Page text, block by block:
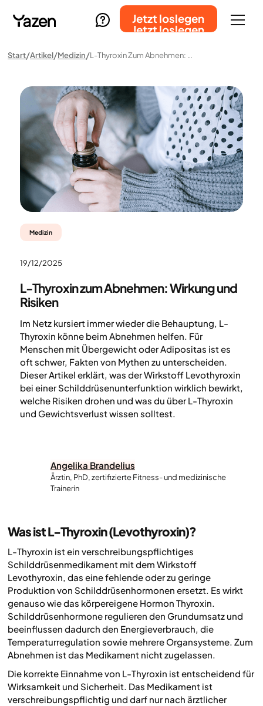
Jetzt loslegen
Jetzt loslegen
Start Artikel Medizin L-Thyroxin Zum Abnehmen: Wirkung Und Risiken
Medizin
19/12/2025
L-Thyroxin zum Abnehmen: Wirkung und
Risiken
Im Netz kursiert immer wieder die Behauptung, L-
Thyroxin könne beim Abnehmen helfen. Für
Menschen mit Übergewicht oder Adipositas ist es
oft schwer, Fakten von Mythen zu unterscheiden.
Dieser Artikel erklärt, was der Wirkstoff Levothyroxin
bei einer Schilddrüsenunterfunktion wirklich bewirkt,
welche Risiken drohen und was du über L-Thyroxin
und Gewichtsverlust wissen solltest.
Angelika Brandelius
Ärztin, PhD, zertifizierte Fitness- und medizinische
Trainerin
Was ist L-Thyroxin (Levothyroxin)?
L-Thyroxin ist ein verschreibungspflichtiges
Schilddrüsenmedikament mit dem Wirkstoff
Levothyroxin, das eine fehlende oder zu geringe
Produktion von Schilddrüsenhormonen ersetzt. Es wirkt
genauso wie das körpereigene Hormon Thyroxin.
Schilddrüsenhormone regulieren den Grundumsatz und
beeinflussen dadurch den Energieverbrauch, die
Temperaturregulation sowie mehrere Organsysteme. Zum
Abnehmen ist das Medikament nicht zugelassen.
Die korrekte Einnahme von L-Thyroxin ist entscheidend für
Wirksamkeit und Sicherheit. Das Medikament ist
verschreibungspflichtig und darf nur nach ärztlicher